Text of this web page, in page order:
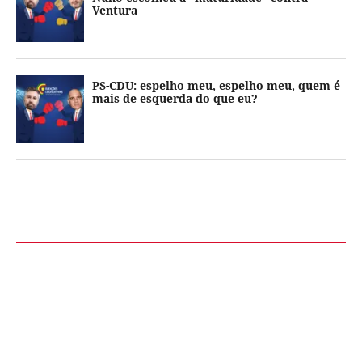
Ventura
PS-CDU: espelho meu, espelho meu, quem é
mais de esquerda do que eu?